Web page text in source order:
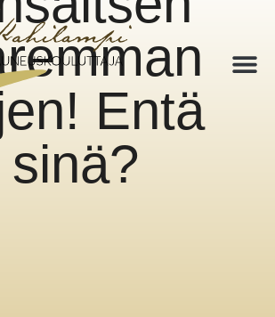
Entä
sinä?